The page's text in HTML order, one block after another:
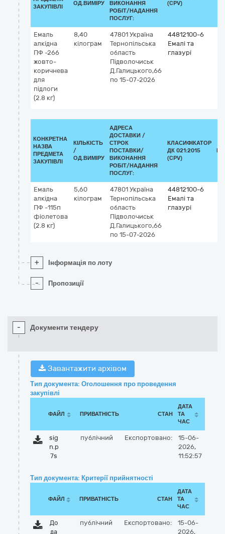
ЗАКУПІВЛІ
ОД.ВИМІРУ
ВИКОНАННЯ
РОБІТ/НАДАННЯ
ПОСЛУГ:
(CPV)
Емаль
алкідна
ПФ -266
жовто-
коричнева
для
підлоги
(2.8 кг)
8,40
кілограм
47801 Україна
Тернопільська
область
Підволочиськ
Д.Галицького,66
по 15-07-2026
44812100-6
Емалі та
глазурі
КОНКРЕТНА
НАЗВА
ПРЕДМЕТА
ЗАКУПІВЛІ
КІЛЬКІСТЬ
/
ОД.ВИМІРУ
АДРЕСА
ДОСТАВКИ /
СТРОК
ПОСТАВКИ/
ВИКОНАННЯ
РОБІТ/НАДАННЯ
ПОСЛУГ:
КЛАСИФІКАТОР
ДК 021:2015
(CPV)
Емаль
алкідна
ПФ -115п
фіолетова
(2.8 кг)
5,60
кілограм
47801 Україна
Тернопільська
область
Підволочиськ
Д.Галицького,66
по 15-07-2026
44812100-6
Емалі та
глазурі
+ Інформація по лоту
- Пропозиції
- Документи тендеру
Завантажити архівом
Тип документа: Оголошення про проведення
закупівлі
ФАЙЛ ПРИВАТНІСТЬ СТАН
ДАТА
ТА
ЧАС
sig
n.p
7s
публічний Експортовано:
15-06-
2026,
11:52:57
Тип документа: Критерії прийнятності
ФАЙЛ ПРИВАТНІСТЬ СТАН
ДАТА
ТА
ЧАС
До
да
публічний Експортовано:
15-06-
2026,